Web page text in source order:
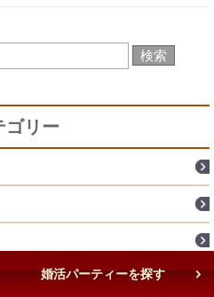
ゴリー
婚活パーティーを探す